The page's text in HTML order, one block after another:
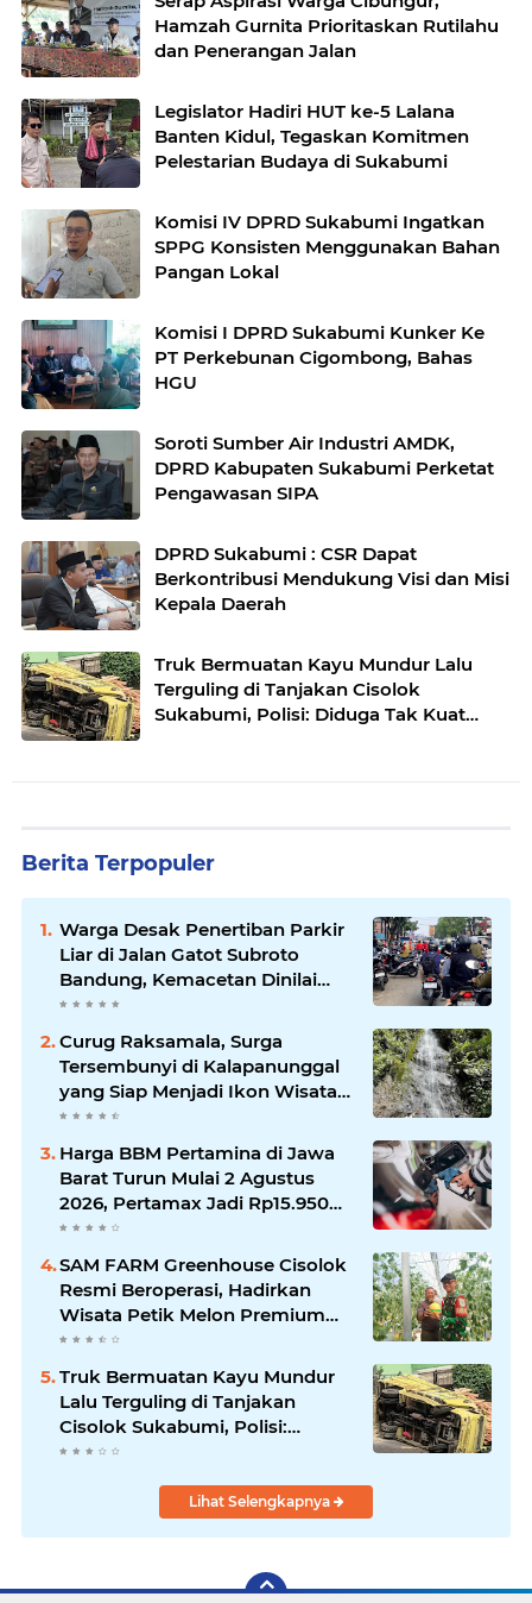
Hamzah Gurnita Prioritaskan Rutilahu
dan Penerangan Jalan
Legislator Hadiri HUT ke-5 Lalana
Banten Kidul, Tegaskan Komitmen
Pelestarian Budaya di Sukabumi
Komisi IV DPRD Sukabumi Ingatkan
SPPG Konsisten Menggunakan Bahan
Pangan Lokal
Komisi I DPRD Sukabumi Kunker Ke
PT Perkebunan Cigombong, Bahas
HGU
Soroti Sumber Air Industri AMDK,
DPRD Kabupaten Sukabumi Perketat
Pengawasan SIPA
DPRD Sukabumi : CSR Dapat
Berkontribusi Mendukung Visi dan Misi
Kepala Daerah
Truk Bermuatan Kayu Mundur Lalu
Terguling di Tanjakan Cisolok
Sukabumi, Polisi: Diduga Tak Kuat
Berita Terpopuler
Warga Desak Penertiban Parkir
Liar di Jalan Gatot Subroto
Bandung, Kemacetan Dinilai
Makin Mengkhawatirkan
Curug Raksamala, Surga
Tersembunyi di Kalapanunggal
yang Siap Menjadi Ikon Wisata
Alam Baru Kabupaten
Harga BBM Pertamina di Jawa
Barat Turun Mulai 2 Agustus
2026, Pertamax Jadi Rp15.950
per Liter, Cek Daftar Harga
SAM FARM Greenhouse Cisolok
Resmi Beroperasi, Hadirkan
Wisata Petik Melon Premium
dan Edukasi Pertanian Modern
di Sukabumi
Truk Bermuatan Kayu Mundur
Lalu Terguling di Tanjakan
Cisolok Sukabumi, Polisi:
Diduga Tak Kuat Menanjak
Lihat Selengkapnya